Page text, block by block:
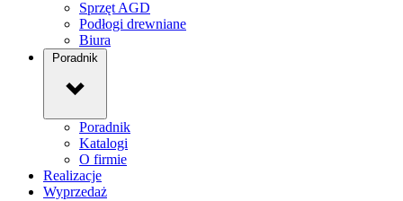
Sprzęt AGD
Podłogi drewniane
Biura
Poradnik
Poradnik
Katalogi
O firmie
Realizacje
Wyprzedaż